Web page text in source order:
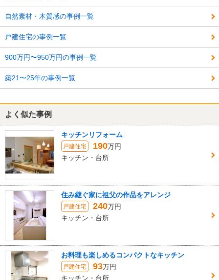
自然素材・木質感の事例一覧
戸建住宅の事例一覧
900万円〜950万円の事例一覧
築21〜25年の事例一覧
よく似た事例
キッチンリフォーム
戸建住宅 190万円
キッチン・台所
住み継ぐ家に祖父の作品をアレンジ
戸建住宅 240万円
キッチン・台所
お料理も楽しめるコンパクトなキッチン
戸建住宅 93万円
キッチン・台所